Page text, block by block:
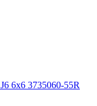
6x6 3735060-55R